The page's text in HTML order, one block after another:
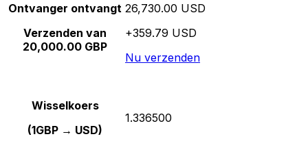
Ontvanger ontvangt
Verzenden van
20,000.00 GBP
26,730.00 USD
+359.79 USD
Nu verzenden
Wisselkoers
(1GBP → USD)
1.336500